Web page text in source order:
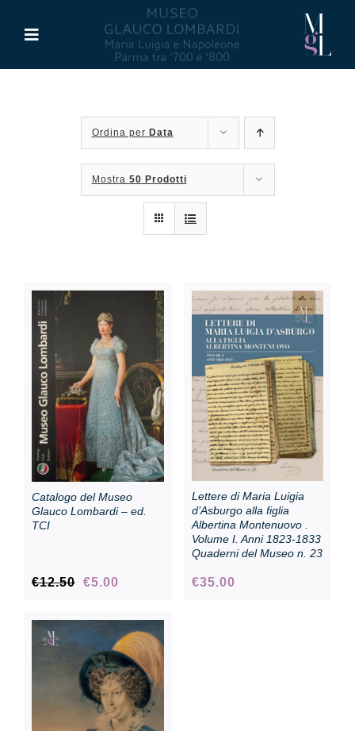
contenuto
Toggle
Maria Luigia d’Asburgo
Attività
Pubblicazioni
Collezione
Contatti e biglietti
Accessibilità
Ordina per Data
Mostra 50 Prodotti
Catalogo del Museo
Glauco Lombardi – ed.
TCI
€12.50 Il
era:
€12.50.
€5.00
è:
€5.00.
Lettere di Maria Luigia
d’Asburgo alla figlia
Albertina Montenuovo .
Volume I. Anni 1823-1833
Quaderni del Museo n. 23
€35.00